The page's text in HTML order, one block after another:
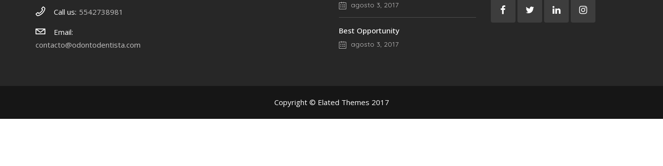
Call us: 5542738981
Email:
contacto@odontodentista.com
agosto 3, 2017
Best Opportunity
agosto 3, 2017
Copyright © Elated Themes 2017